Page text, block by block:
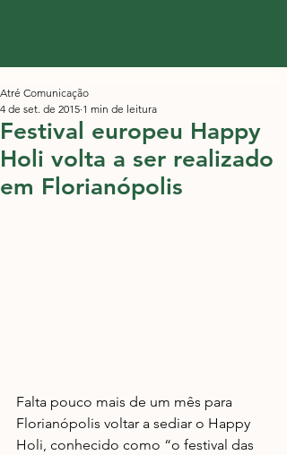
Festival europeu Happy
Holi volta a ser realizado
em Florianópolis
Atré Comunicação
4 de set. de 2015 1 min de leitura
Falta pouco mais de um mês para
Florianópolis voltar a sediar o Happy
Holi, conhecido como “o festival das